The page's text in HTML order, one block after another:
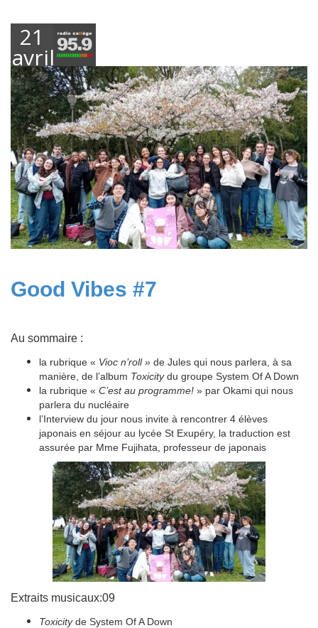
21
avril
2025
Good Vibes #7
Au sommaire :
la rubrique « Vioc n’roll » de Jules qui nous parlera, à sa
manière, de l’album Toxicitydu groupe System Of A Down
la rubrique « C’est au programme! » par Okami qui nous
parlera du nucléaire
l’Interview du jour nous invite à rencontrer 4 élèves
japonais en séjour au lycée St Exupéry, la traduction est
assurée par Mme Fujihata, professeur de japonais
Extraits musicaux:09
Toxicityde System Of A Down